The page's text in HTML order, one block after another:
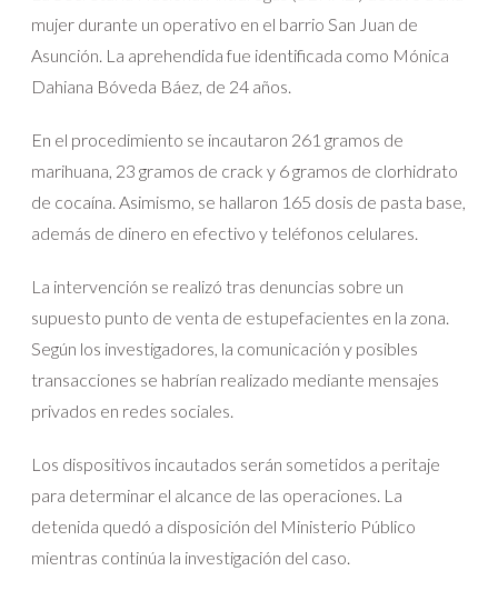
mujer durante un operativo en el barrio San Juan de
Asunción. La aprehendida fue identificada como Mónica
Dahiana Bóveda Báez, de 24 años.
En el procedimiento se incautaron 261 gramos de
marihuana, 23 gramos de crack y 6 gramos de clorhidrato
de cocaína. Asimismo, se hallaron 165 dosis de pasta base,
además de dinero en efectivo y teléfonos celulares.
La intervención se realizó tras denuncias sobre un
supuesto punto de venta de estupefacientes en la zona.
Según los investigadores, la comunicación y posibles
transacciones se habrían realizado mediante mensajes
privados en redes sociales.
Los dispositivos incautados serán sometidos a peritaje
para determinar el alcance de las operaciones. La
detenida quedó a disposición del Ministerio Público
mientras continúa la investigación del caso.